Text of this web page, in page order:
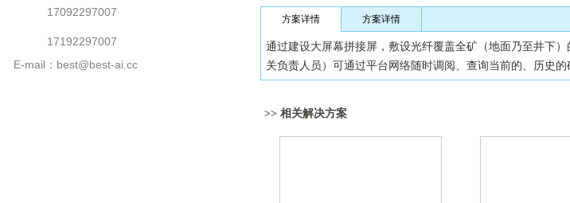
17092297007
17192297007
E-mail：best@best-ai.cc
方案详情 方案详情
通过建设大屏幕拼接屏，敷设光纤覆盖全矿（地面乃至井下
关负责人员）可通过平台网络随时调阅、查询当前的、历史
>> 相关解决方案